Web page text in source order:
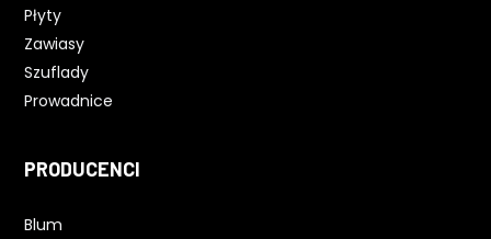
Płyty
Zawiasy
Szuflady
Prowadnice
PRODUCENCI
Blum